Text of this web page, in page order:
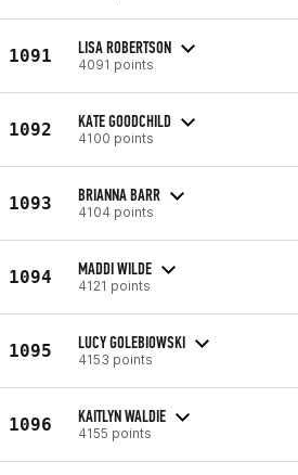
1091 LISA ROBERTSON
4091 points
1092 KATE GOODCHILD
4100 points
1093 BRIANNA BARR
4104 points
1094 MADDI WILDE
4121 points
1095 LUCY GOLEBIOWSKI
4153 points
1096 KAITLYN WALDIE
4155 points